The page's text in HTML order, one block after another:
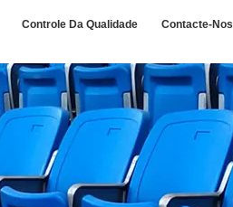
Controle Da Qualidade Contacte-Nos